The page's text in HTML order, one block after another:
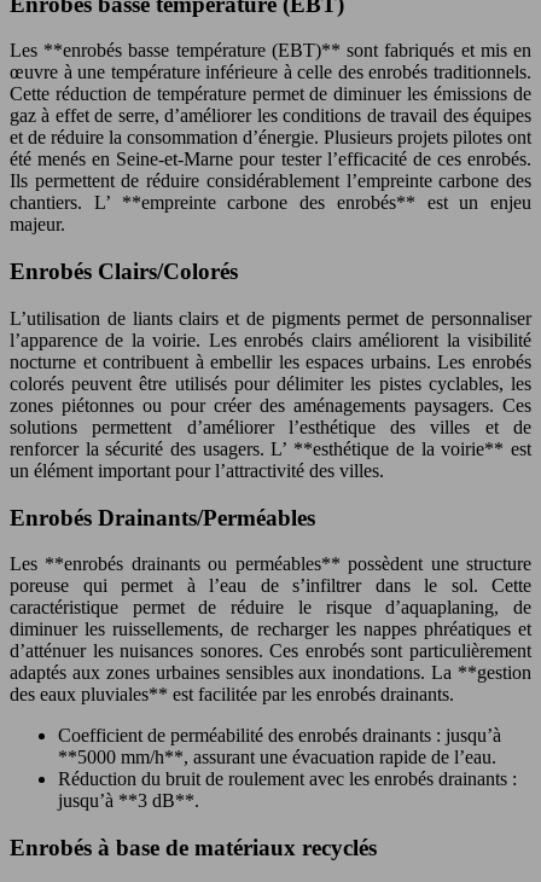
Les **enrobés basse température (EBT)** sont fabriqués et mis en
œuvre à une température inférieure à celle des enrobés traditionnels.
Cette réduction de température permet de diminuer les émissions de
gaz à effet de serre, d’améliorer les conditions de travail des équipes
et de réduire la consommation d’énergie. Plusieurs projets pilotes ont
été menés en Seine-et-Marne pour tester l’efficacité de ces enrobés.
Ils permettent de réduire considérablement l’empreinte carbone des
chantiers. L’ **empreinte carbone des enrobés** est un enjeu
majeur.
Enrobés Clairs/Colorés
L’utilisation de liants clairs et de pigments permet de personnaliser
l’apparence de la voirie. Les enrobés clairs améliorent la visibilité
nocturne et contribuent à embellir les espaces urbains. Les enrobés
colorés peuvent être utilisés pour délimiter les pistes cyclables, les
zones piétonnes ou pour créer des aménagements paysagers. Ces
solutions permettent d’améliorer l’esthétique des villes et de
renforcer la sécurité des usagers. L’ **esthétique de la voirie** est
un élément important pour l’attractivité des villes.
Enrobés Drainants/Perméables
Les **enrobés drainants ou perméables** possèdent une structure
poreuse qui permet à l’eau de s’infiltrer dans le sol. Cette
caractéristique permet de réduire le risque d’aquaplaning, de
diminuer les ruissellements, de recharger les nappes phréatiques et
d’atténuer les nuisances sonores. Ces enrobés sont particulièrement
adaptés aux zones urbaines sensibles aux inondations. La **gestion
des eaux pluviales** est facilitée par les enrobés drainants.
Coefficient de perméabilité des enrobés drainants : jusqu’à
**5000 mm/h**, assurant une évacuation rapide de l’eau.
Réduction du bruit de roulement avec les enrobés drainants :
jusqu’à **3 dB**.
Enrobés à base de matériaux recyclés